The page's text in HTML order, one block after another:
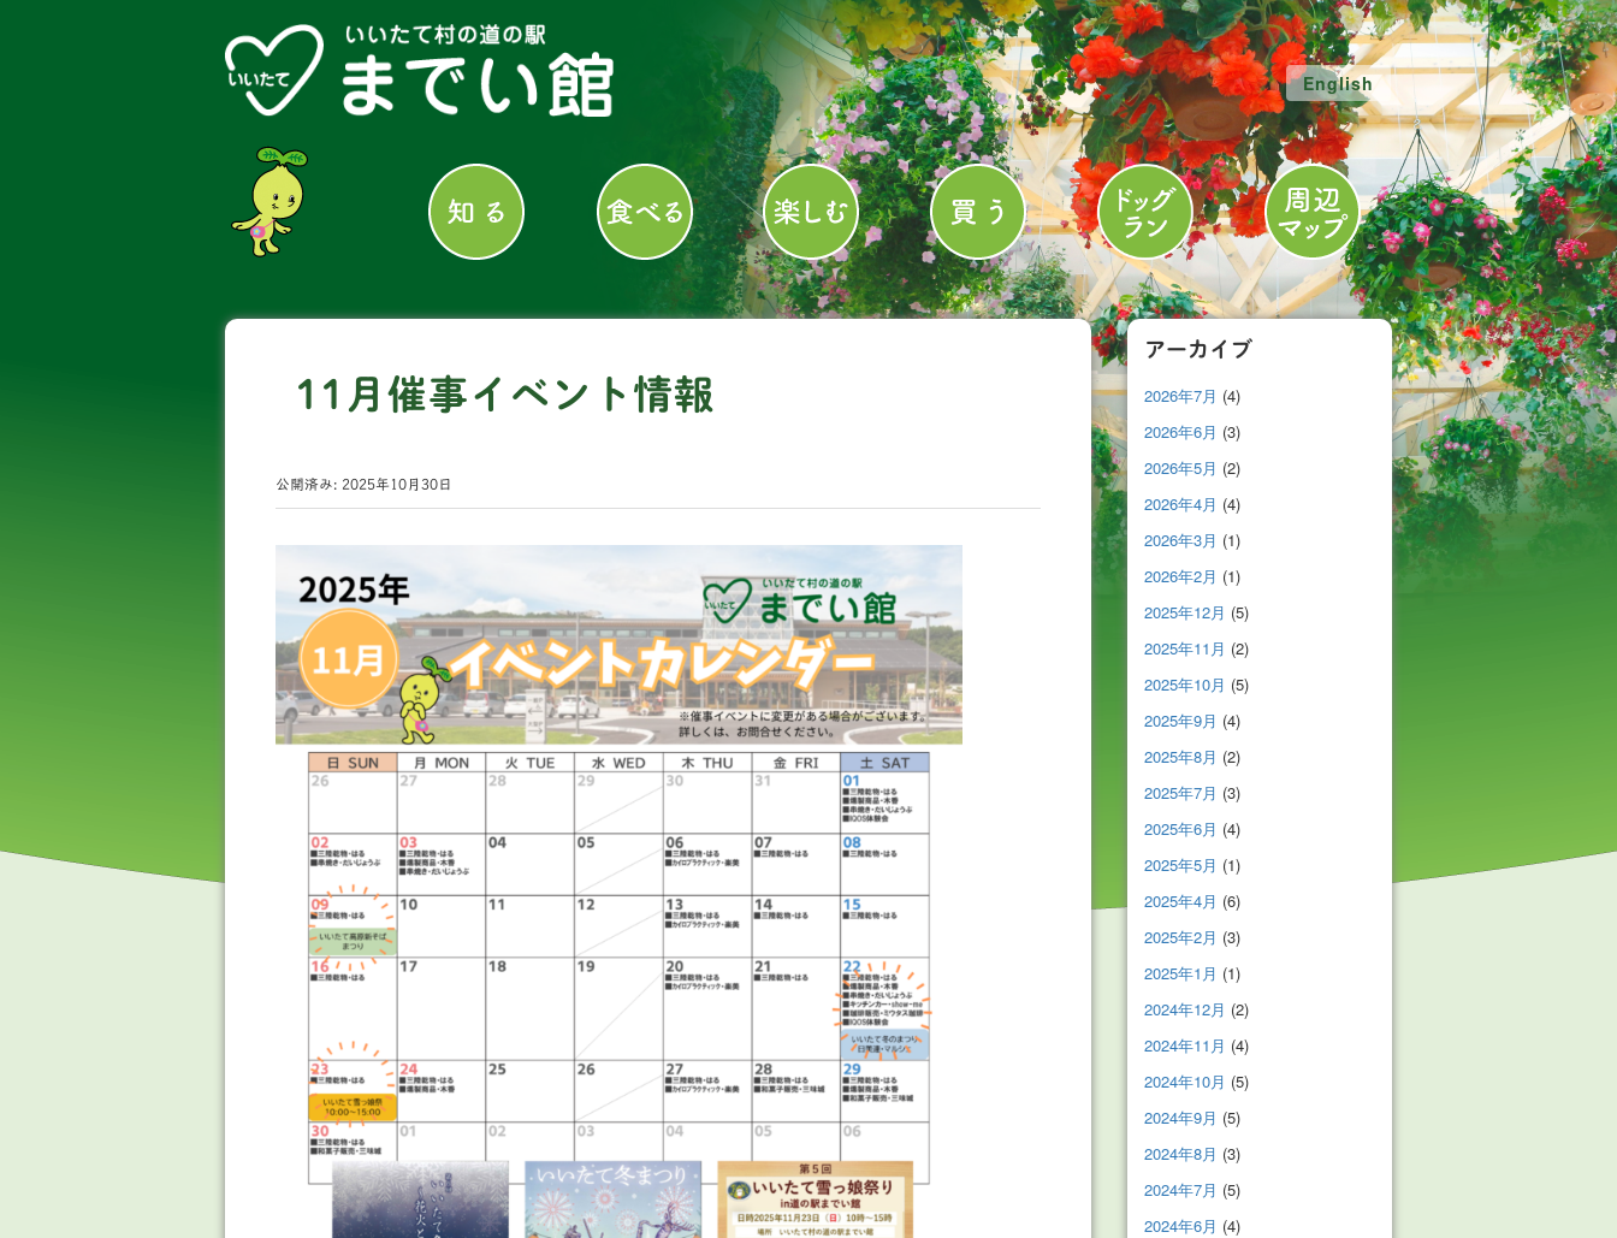
English
11月催事イベント情報
公開済み: 2025年10月30日
アーカイブ
2026年7月 (4)
2026年6月 (3)
2026年5月 (2)
2026年4月 (4)
2026年3月 (1)
2026年2月 (1)
2025年12月 (5)
2025年11月 (2)
2025年10月 (5)
2025年9月 (4)
2025年8月 (2)
2025年7月 (3)
2025年6月 (4)
2025年5月 (1)
2025年4月 (6)
2025年2月 (3)
2025年1月 (1)
2024年12月 (2)
2024年11月 (4)
2024年10月 (5)
2024年9月 (5)
2024年8月 (3)
2024年7月 (5)
2024年6月 (4)